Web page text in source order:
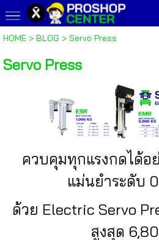
HOME> BLOG > Servo Press
Servo Press
ควบคุมทุกแรงกดได้
แม่นยำระดับ
ด้วย Electric Servo
สูงสุด